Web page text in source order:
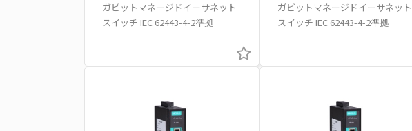
ガビットマネージドイーサネット
スイッチ IEC 62443-4-2準拠
ガビットマネージドイーサネット
スイッチ IEC 62443-4-2準拠